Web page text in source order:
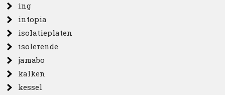
ing
intopia
isolatieplaten
isolerende
jamabo
kalken
kessel